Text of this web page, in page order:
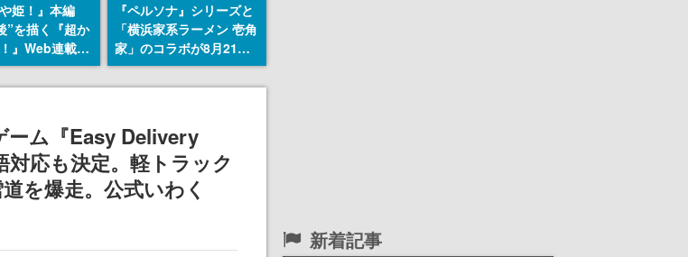
姫！』本編
”を描く『超か
』Web連載決
Webマンガレ
ビビコミッ
のお話には…
ある！
『ペルソナ』シリーズと
「横浜家系ラーメン 壱角
家」のコラボが8月21日
から開催。”はがくれ”風
とんこつラーメンや、お
ーム『Easy Delivery
応も決定。軽トラック
を爆走。公式いわく
新着記事